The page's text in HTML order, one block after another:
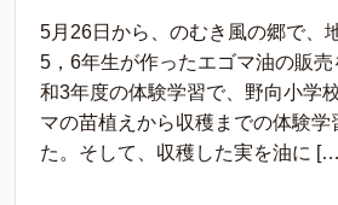
5月26日から、のむき風の郷で、
5，6年生が作ったエゴマ油の販
和3年度の体験学習で、野向小学
マの苗植えから収穫までの体験学
た。そして、収穫した実を油に